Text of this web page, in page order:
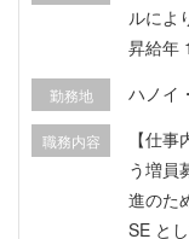
来的に
務プロ
ール導入をサ
公共
マネジ
折衝や
できる
ルにより応相談 【福
昇給年
勤務地 ハノイ
職務内容
【仕
う増員
進のた
SE と